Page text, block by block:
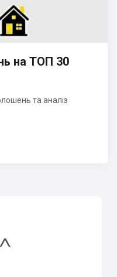
на ТОП 30
та аналіз